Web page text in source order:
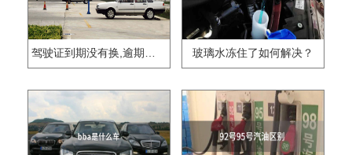
驾驶证到期没有换,逾期怎么办?? 玻璃水冻住了如何解决？